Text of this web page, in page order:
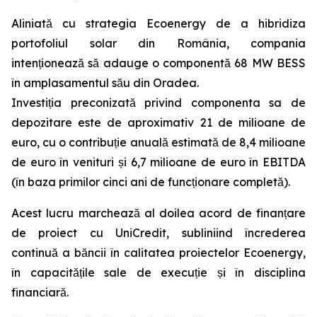
Aliniată cu strategia Ecoenergy de a hibridiza
portofoliul solar din România, compania
intenționează să adauge o componentă 68 MW BESS
în amplasamentul său din Oradea.
Investiția preconizată privind componenta sa de
depozitare este de aproximativ 21 de milioane de
euro, cu o contribuție anuală estimată de 8,4 milioane
de euro în venituri și 6,7 milioane de euro în EBITDA
(în baza primilor cinci ani de funcționare completă).
Acest lucru marchează al doilea acord de finanțare
de proiect cu UniCredit, subliniind încrederea
continuă a băncii în calitatea proiectelor Ecoenergy,
în capacitățile sale de execuție și în disciplina
financiară.